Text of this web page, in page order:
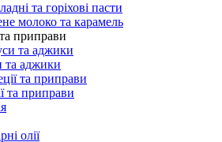
та горіхові пасти
молоко та карамель
приправи
та аджики
та приправи